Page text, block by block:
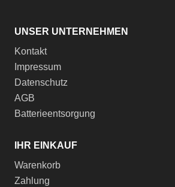
UNSER UNTERNEHMEN
Kontakt
Impressum
Datenschutz
AGB
Batterieentsorgung
IHR EINKAUF
Warenkorb
Zahlung